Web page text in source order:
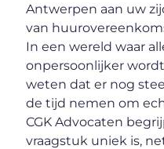
Antwerpen aan uw
van
In een wereld waar
onpersoonlijker
weten dat er nog
de tijd nemen om
CGK Advocaten
vraagstuk uniek is,